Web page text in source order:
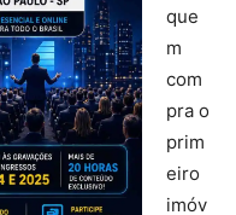
que
m
com
pra o
prim
eiro
imóv